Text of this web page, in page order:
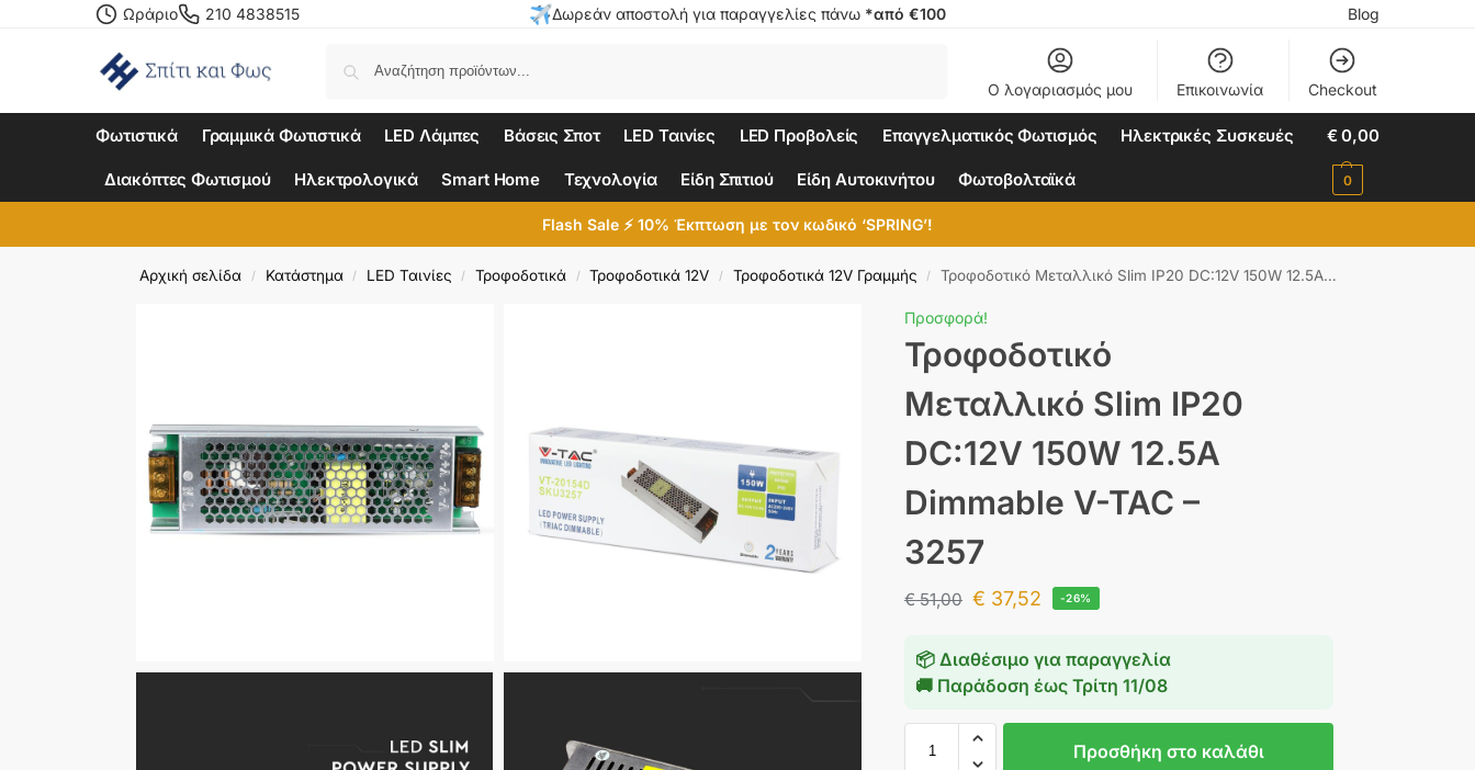
Ωράριο 210 4838515 Δωρεάν αποστολή για παραγγελίες πάνω *από €100 Blog
Ο λογαριασμός μου Επικοινωνία Checkout
Φωτιστικά Γραμμικά Φωτιστικά LED Λάμπες Βάσεις Σποτ LED Ταινίες LED Προβολείς Επαγγελματικός Φωτισμός Ηλεκτρικές Συσκευές
Διακόπτες Φωτισμού Ηλεκτρολογικά Smart Home Τεχνολογία Είδη Σπιτιού Είδη Αυτοκινήτου Φωτοβολταϊκά
€0,00
0
Flash Sale ⚡ 10% Έκπτωση με τον κωδικό ‘SPRING’!
Αρχική σελίδα / Κατάστημα / LED Ταινίες / Τροφοδοτικά / Τροφοδοτικά 12V / Τροφοδοτικά 12V Γραμμής / Τροφοδοτικό Μεταλλικό Slim IP20 DC:12V 150W 12.5A Dimmable V-TAC – 3257
Προσφορά!
Τροφοδοτικό
Μεταλλικό Slim IP20
DC:12V 150W 12.5A
Dimmable V-TAC –
3257
€51,00 € 37,52 -26%
📦 Διαθέσιμο για παραγγελία
🚚 Παράδοση έωςΤρίτη 11/08
Προσθήκη στο καλάθι